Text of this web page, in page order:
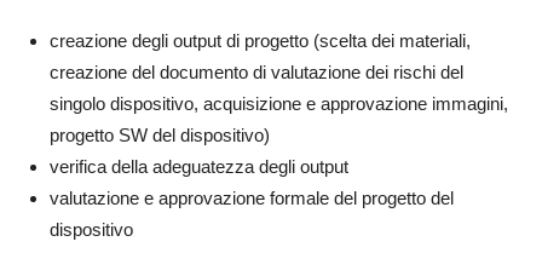
creazione degli output di progetto (scelta dei materiali,
creazione del documento di valutazione dei rischi del
singolo dispositivo, acquisizione e approvazione immagini,
progetto SW del dispositivo)
verifica della adeguatezza degli output
valutazione e approvazione formale del progetto del
dispositivo